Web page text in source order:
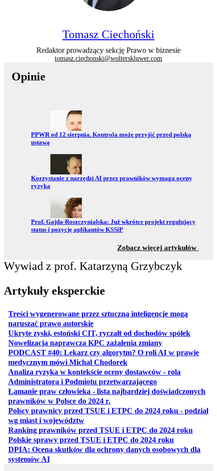
Tomasz Ciechoński
Redaktor prowadzący sekcję Prawo w biznesie
tomasz.ciechonski@wolterskluwer.com
Opinie
Przejdź do:
PPWR od 12 sierpnia. Kontrola może przyjść przed polską
ustawą
Przejdź do:
Korzystanie z narzędzi AI przez prawników wymaga oceny
ryzyka
Przejdź do:
Prof. Gajda-Roszczynialska: Już wkrótce projekt regulujący
status i pozycję aplikantów KSSiP
Zobacz więcej artykułów
Wywiad z prof. Katarzyną Grzybczyk
Artykuły eksperckie
Treści wygenerowane przez sztuczną inteligencje mogą
naruszać prawo autorskieotwiera się w nowej karcie
Ukryte zyski, estoński CIT, ryczałt od dochodów spółekotwiera
Nowelizacja naprawcza KPC zażalenia zmianyotwiera się w
PODCAST #40: Lekarz czy algorytm? O roli AI w prawie
medycznym mówi Michał Chodorekotwiera się w nowej karcie
Analiza ryzyka w kontekście oceny dostawców - rola
Administratora i Podmiotu przetwarzającegootwiera się w
Łamanie praw człowieka - lista najbardziej doświadczonych
prawników w Polsce do 2024 r.
Polscy prawnicy przed TSUE i ETPC do 2024 roku - podział
wg miast i województwotwiera się w nowej karcie
Ranking prawników przed TSUE i ETPC do 2024 roku
Polskie sprawy przed TSUE i ETPC do 2024 roku
DPIA: Ocena skutków dla ochrony danych osobowych dla
systemów AIotwiera się w nowej karcie